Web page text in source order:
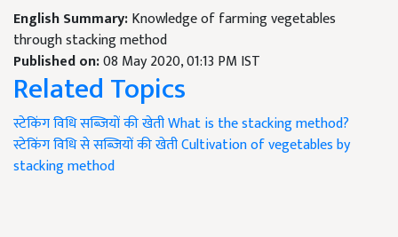
English Summary:Knowledge of farming vegetables
through stacking method
Published on:08 May 2020, 01:13 PM IST
Related Topics
स्टेकिंग विधिसब्जियों की खेतीWhat is the stacking method?
स्टेकिंग विधि से सब्जियों की खेतीCultivation of vegetables by
stacking method